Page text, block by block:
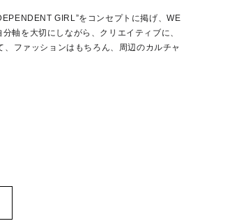
GIRL”をコンセプトに掲げ、WE
軸を大切にしながら、クリエイティブに、
ファッションはもちろん、周辺のカルチャ